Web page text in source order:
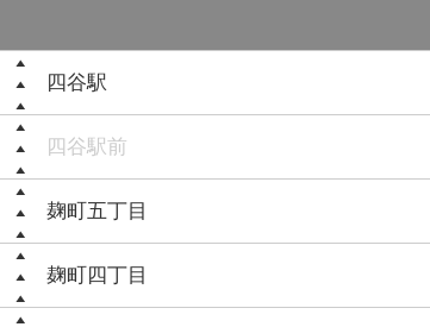
四谷駅
四谷駅前
麹町五丁目
麹町四丁目